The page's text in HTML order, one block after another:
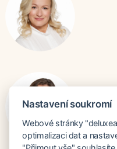
Nastavení soukromí
Webové stránky
optimalizaci dat a